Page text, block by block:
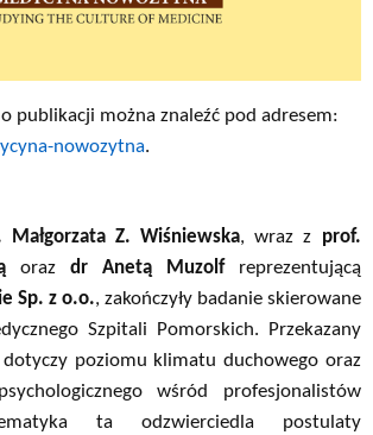
publikacji można znaleźć pod adresem:
nowozytna.
Małgorzata Z. Wiśniewska, wraz z prof.
oraz dr Anetą Muzolfreprezentującą
Sp. z o.o., zakończyły badanie skierowane
Szpitali Pomorskich. Przekazany
poziomu klimatu duchowego oraz
wśród profesjonalistów
ta odzwierciedla postulaty